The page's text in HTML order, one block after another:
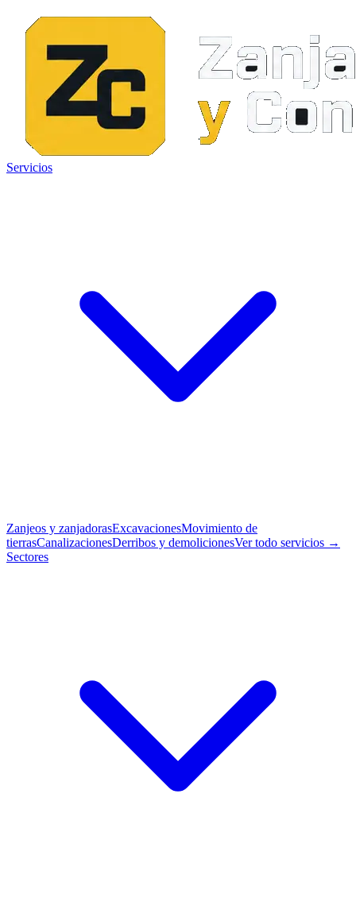
Servicios
Zanjeos y zanjadorasExcavacionesMovimiento de
tierrasCanalizacionesDerribos y demolicionesVer todo servicios →
Sectores